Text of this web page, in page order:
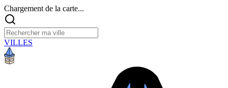
Chargement de la carte...
VILLES